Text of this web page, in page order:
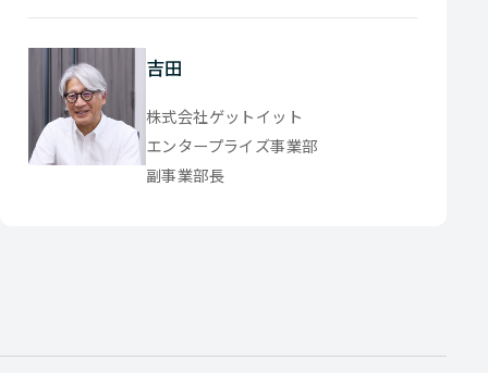
吉田
株式会社ゲットイット
エンタープライズ事業部
副事業部長